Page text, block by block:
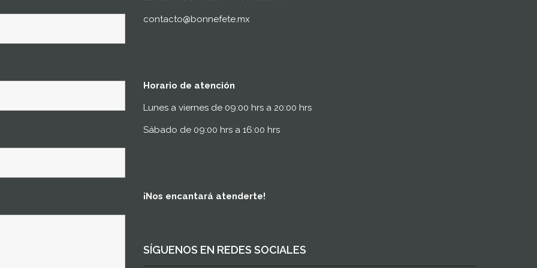
contacto@bonnefete.mx
Horario de atención
Lunes a viernes de 09:00 hrs a 20:00 hrs
Sábado de 09:00 hrs a 16:00 hrs
¡Nos encantará atenderte!
SÍGUENOS EN REDES SOCIALES